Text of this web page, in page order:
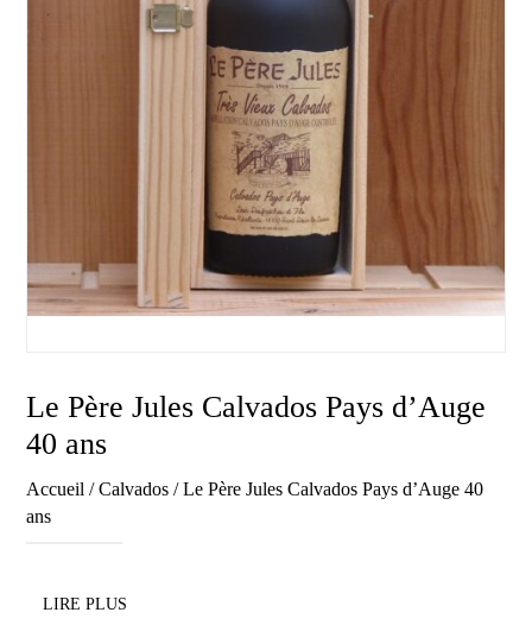
Le Père Jules Calvados Pays d’Auge
40 ans
Accueil /Calvados / Le Père Jules Calvados Pays d’Auge 40
ans
LIRE PLUS